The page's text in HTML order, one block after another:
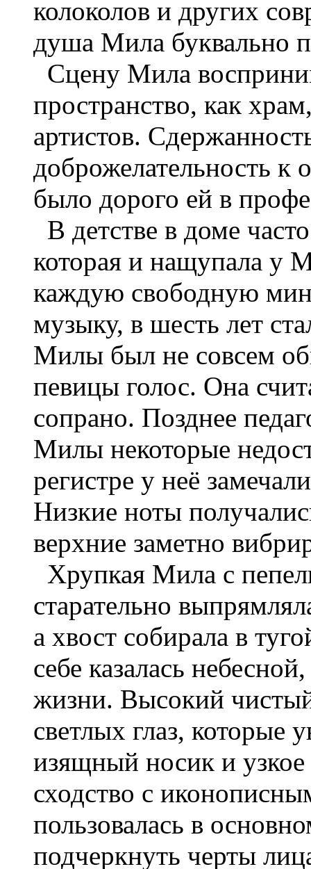
колоколов и других
душа Мила буквально
Сцену Мила
пространство, как
артистов.
доброжелательность
было дорого ей в
В детстве в доме
которая и нащупала у
каждую свободную
музыку, в шесть лет
Милы был не совсем
певицы голос. Она
сопрано. Позднее
Милы некоторые
регистре у неё
Низкие ноты
верхние заметно
Хрупкая Мила с
старательно
а хвост собирала в
себе казалась
жизни. Высокий
светлых глаз, которые
изящный носик и
сходство с
пользовалась в
подчеркнуть черты